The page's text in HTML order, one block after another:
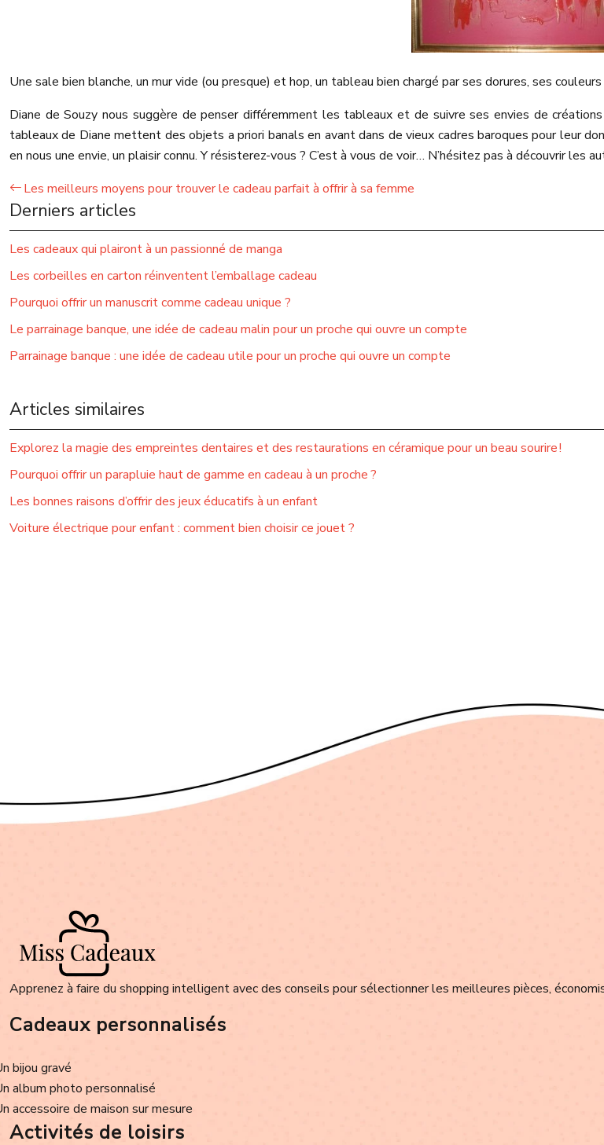
Une sale bien blanche, un mur vide (ou presque) et hop, un tableau bien chargé par ses dorures, ses
Diane de Souzy nous suggère de penser différemment les tableaux et de suivre ses envies de
tableaux de Diane mettent des objets a priori banals en avant dans de vieux cadres baroques pour leur
en nous une envie, un plaisir connu. Y résisterez-vous ? C’est à vous de voir… N’hésitez pas à découvrir
Les meilleurs moyens pour trouver le cadeau parfait à offrir à sa femme
Derniers articles
Les cadeaux qui plairont à un passionné de manga
Les corbeilles en carton réinventent l’emballage cadeau
Pourquoi offrir un manuscrit comme cadeau unique ?
Le parrainage banque, une idée de cadeau malin pour un proche qui ouvre un compte
Parrainage banque : une idée de cadeau utile pour un proche qui ouvre un compte
Articles similaires
Explorez la magie des empreintes dentaires et des restaurations en céramique pour un beau sourire !
Pourquoi offrir un parapluie haut de gamme en cadeau à un proche ?
Les bonnes raisons d’offrir des jeux éducatifs à un enfant
Voiture électrique pour enfant : comment bien choisir ce jouet ?
Apprenez à faire du shopping intelligent avec des conseils pour sélectionner les meilleures pièces,
Cadeaux personnalisés
bijou gravé
album photo personnalisé
accessoire de maison sur mesure
Activités de loisirs